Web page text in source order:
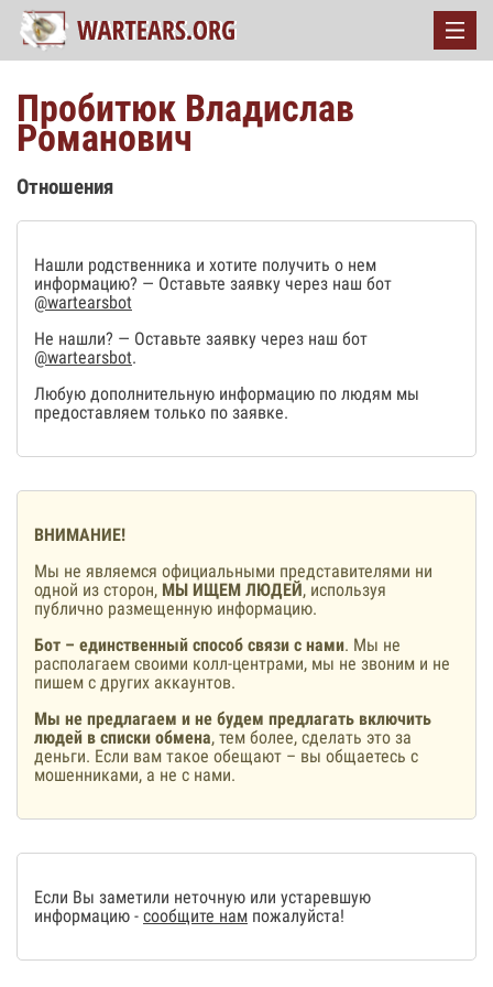
Пробитюк Владислав
Романович
Отношения
Нашли родственника и хотите получить о нем
информацию? — Оставьте заявку через наш бот
@wartearsbot
Не нашли? — Оставьте заявку через наш бот
@wartearsbot.
Любую дополнительную информацию по людям мы
предоставляем только по заявке.
ВНИМАНИЕ!
Мы не являемся официальными представителями ни
одной из сторон, МЫ ИЩЕМ ЛЮДЕЙ, используя
публично размещенную информацию.
Бот – единственный способ связи с нами. Мы не
располагаем своими колл-центрами, мы не звоним и не
пишем с других аккаунтов.
Мы не предлагаем и не будем предлагать включить
людей в списки обмена, тем более, сделать это за
деньги. Если вам такое обещают – вы общаетесь с
мошенниками, а не с нами.
Если Вы заметили неточную или устаревшую
информацию - сообщите нам пожалуйста!